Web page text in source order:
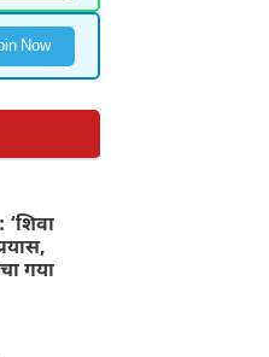
Now
गया